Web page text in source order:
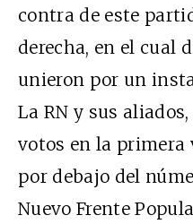
contra de este
derecha, en el cual
unieron por un
La RN y sus
votos en la primera
por debajo del
Nuevo Frente